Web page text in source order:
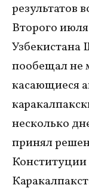
результатов
Второго
Узбекистана
пообещал не
касающиеся
несколько
принял
Конституции